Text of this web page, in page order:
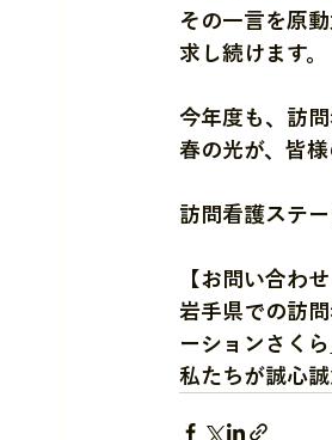
その一言を原
求し続けます。
今年度も、訪
春の光が、皆
訪問看護ステ
【お問い合わ
岩手県での訪
ーションさく
私たちが誠心